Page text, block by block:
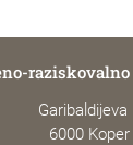
raziskovalno
Garibaldijeva
6000 Koper